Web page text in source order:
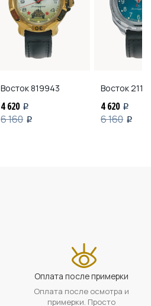
Восток819943
4 620 i
6 160 i
Восток
4 620 i
6 160 i
Оплата после примерки
Оплата после осмотра и
примерки. Просто